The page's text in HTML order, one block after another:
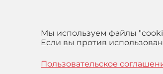
Мы используем файлы
Если вы против
Пользовательское